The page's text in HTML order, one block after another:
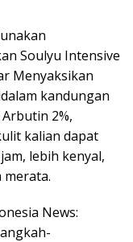
Soulyu Intensive
Menyaksikan
kandungan
2%,
kalian dapat
lebih kenyal,
merata.
News: